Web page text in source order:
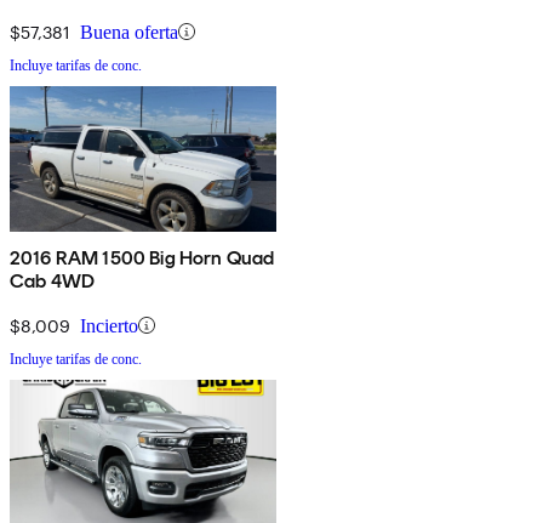
$57,381 Buena oferta
Incluye tarifas de conc.
2016 RAM 1500 Big Horn Quad
Cab 4WD
$8,009 Incierto
Incluye tarifas de conc.